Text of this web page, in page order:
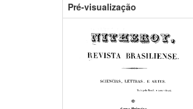
Pré-visualização